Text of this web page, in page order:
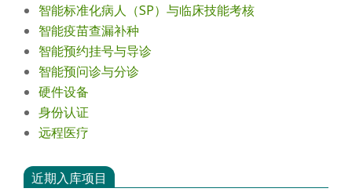
智能标准化病人（SP）与临床技能考核
智能疫苗查漏补种
智能预约挂号与导诊
智能预问诊与分诊
硬件设备
身份认证
远程医疗
近期入库项目